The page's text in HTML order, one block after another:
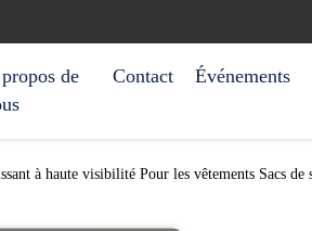
de
Contact Événements
à haute visibilité Pour les vêtements Sacs de